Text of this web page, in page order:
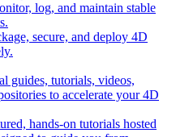
log, and maintain stable
secure, and deploy 4D
guides, tutorials, videos,
to accelerate your 4D
hands-on tutorials hosted